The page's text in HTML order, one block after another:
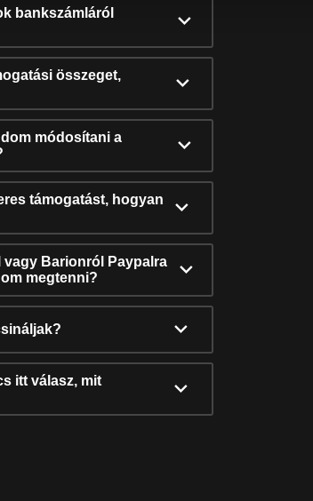
bankszámláról
összeget,
módosítani a
támogatást, hogyan
vagy Barionról Paypalra
megtenni?
itt válasz, mit